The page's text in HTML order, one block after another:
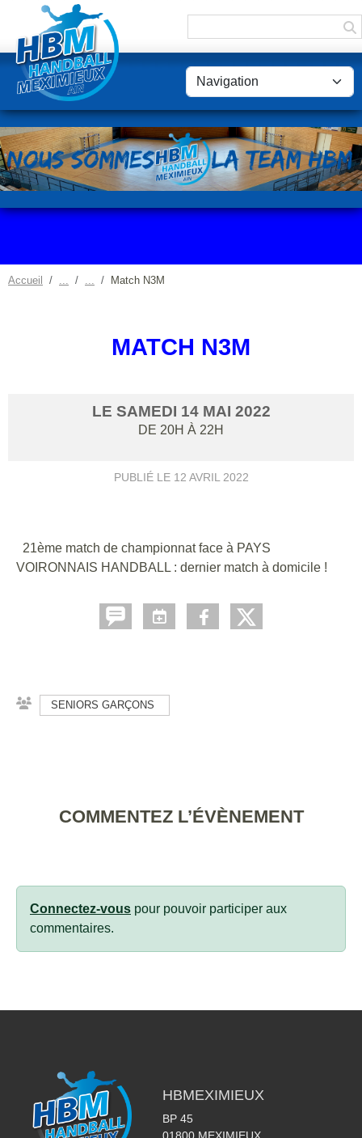
Accueil Match N3M
MATCH N3M
LE SAMEDI 14 MAI 2022
DE 20H À 22H
PUBLIÉ LE 12 AVRIL 2022
21ème match de championnat face à PAYS
VOIRONNAIS HANDBALL : dernier match à domicile !
SENIORS GARÇONS
COMMENTEZ L’ÉVÈNEMENT
Connectez-vous pour pouvoir participer aux
commentaires.
HBMEXIMIEUX
BP 45
01800 MEXIMIEUX
Panneau de gestion des cookies